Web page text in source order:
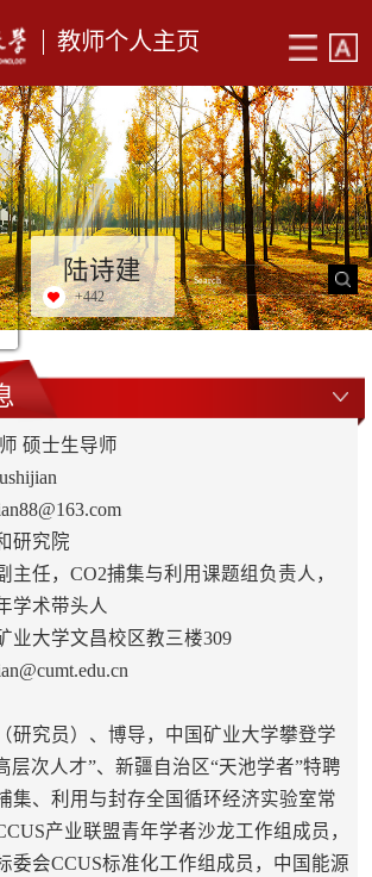
教师个人主页
陆诗建
+442
硕士生导师
研究院
主任，CO2捕集与利用课题组负责人，
学术带头人
业大学文昌校区教三楼309
研究员）、博导，中国矿业大学攀登学
层次人才”、新疆自治区“天池学者”特聘
集、利用与封存全国循环经济实验室常
产业联盟青年学者沙龙工作组成员，
委会CCUS标准化工作组成员，中国能源